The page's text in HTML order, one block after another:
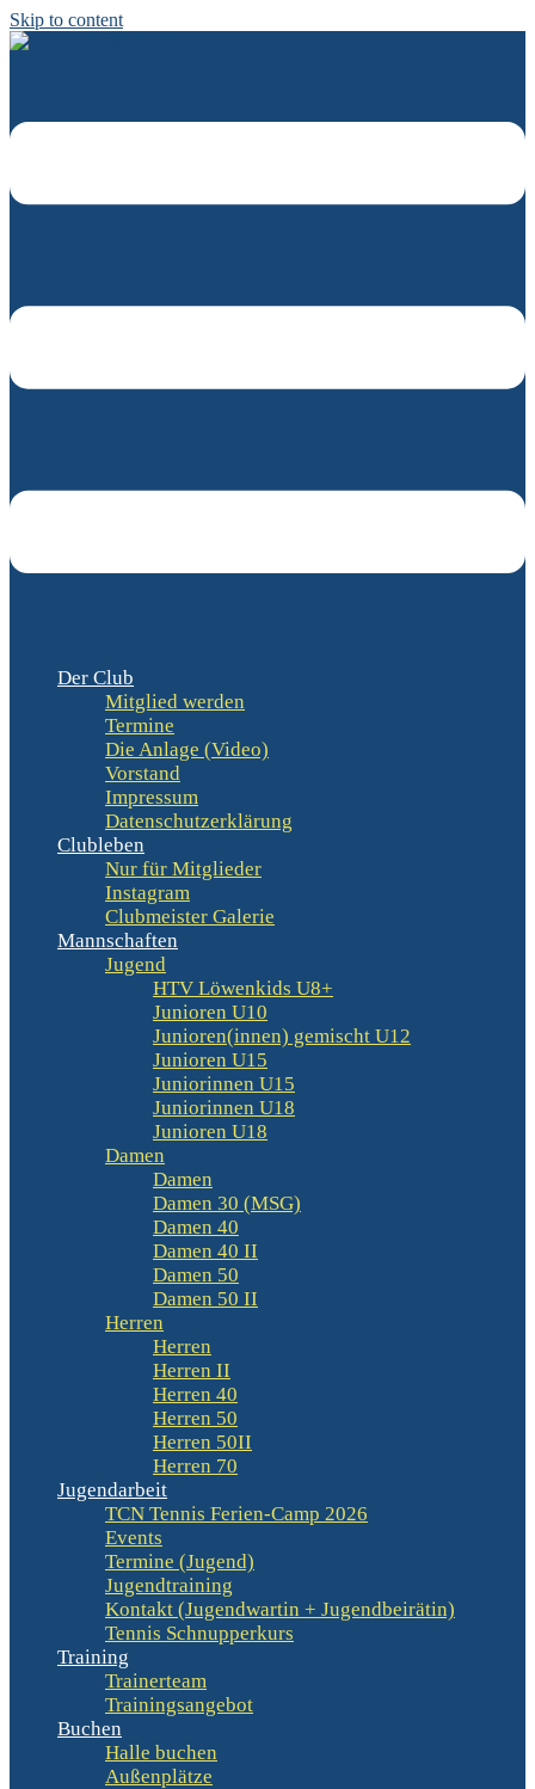
Skip to content
Der Club
Mitglied werden
Termine
Die Anlage (Video)
Vorstand
Impressum
Datenschutzerklärung
Clubleben
Nur für Mitglieder
Instagram
Clubmeister Galerie
Mannschaften
Jugend
HTV Löwenkids U8+
Junioren U10
Junioren(innen) gemischt U12
Junioren U15
Juniorinnen U15
Juniorinnen U18
Junioren U18
Damen
Damen
Damen 30 (MSG)
Damen 40
Damen 40 II
Damen 50
Damen 50 II
Herren
Herren
Herren II
Herren 40
Herren 50
Herren 50II
Herren 70
Jugendarbeit
TCN Tennis Ferien-Camp 2026
Events
Termine (Jugend)
Jugendtraining
Kontakt (Jugendwartin + Jugendbeirätin)
Tennis Schnupperkurs
Training
Trainerteam
Trainingsangebot
Buchen
Halle buchen
Außenplätze